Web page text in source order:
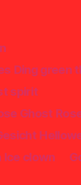
Ding green
spirit
Ghost
Ice clown